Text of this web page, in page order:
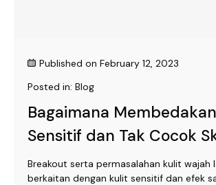
Published on February 12, 2023
Posted in: Blog
Bagaimana
Sensitif dan Tak Cocok
Breakout serta permasalahan kulit wajah
berkaitan dengan kulit sensitif dan efek